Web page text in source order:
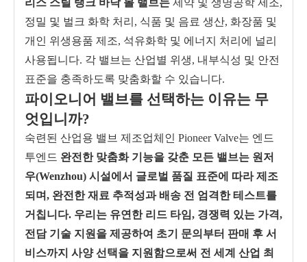
리스 스틸 탱크 바닥 볼 밸브는 제약 및 생명공학 제조,
정밀 및 벌크 화학 처리, 식품 및 음료 생산, 화장품 및
개인 위생용품 제조, 석유화학 및 에너지 처리에 널리
사용됩니다. 각 밸브는 산업별 위생, 내부식성 및 안전
표준을 충족하도록 맞춤화할 수 있습니다.
파이오니어 밸브를 선택하는 이유는 무
엇입니까?
숙련된 산업용 밸브 제조업체인 Pioneer Valve는 엔드
투엔드 완전한 맞춤화 기능을 갖춘 모든 밸브는 원저
우(Wenzhou) 시설에서 글로벌 품질 표준에 따라 제조
되며, 완전한 재료 추적성과 배송 전 엄격한 테스트를
거칩니다. 우리는 유연한 리드 타임, 경쟁력 있는 가격,
전담 기술 지원을 제공하여 초기 문의부터 판매 후 서
비스까지 사양 선택을 지원함으로써 전 세계 산업 최